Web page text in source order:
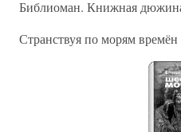
Библиоман. Книжная
Странствуя по морям времён